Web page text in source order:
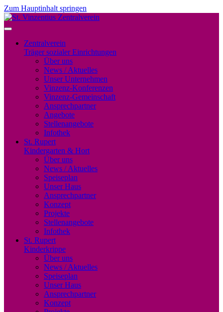
Zum Hauptinhalt springen
Zentralverein
Träger sozialer Einrichtungen
Über uns
News / Aktuelles
Unser Unternehmen
Vinzenz-Konferenzen
Vinzenz-Gemeinschaft
Ansprechpartner
Angebote
Stellenangebote
Infothek
St. Rupert
Kindergarten & Hort
Über uns
News / Aktuelles
Speiseplan
Unser Haus
Ansprechpartner
Konzept
Projekte
Stellenangebote
Infothek
St. Rupert
Kinderkrippe
Über uns
News / Aktuelles
Speiseplan
Unser Haus
Ansprechpartner
Konzept